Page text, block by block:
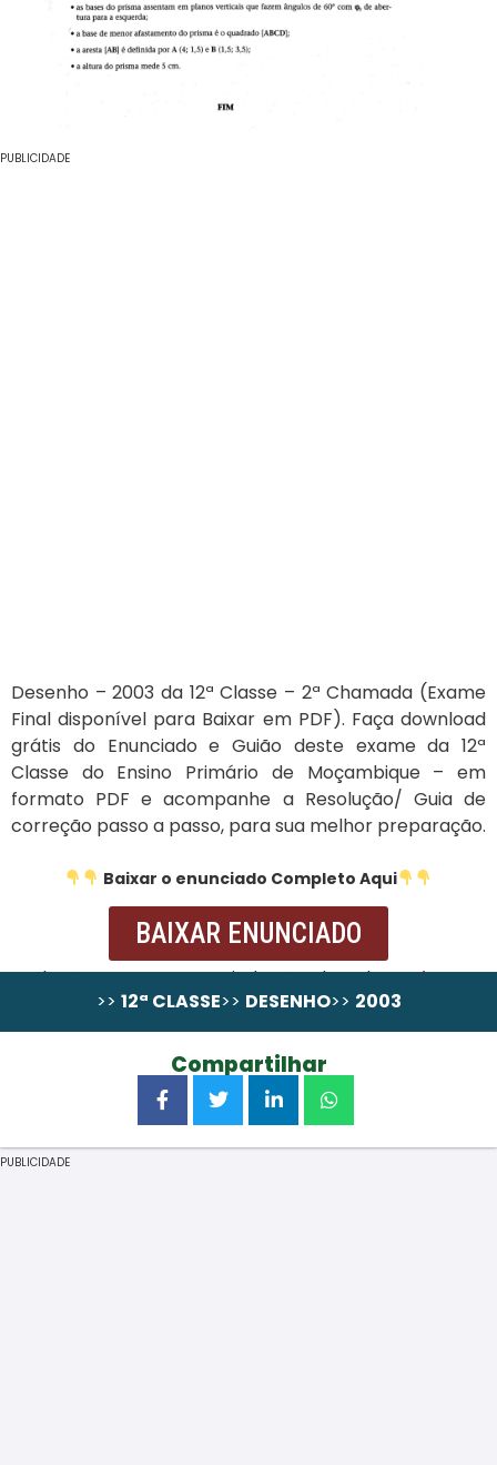
PUBLICIDADE
Desenho – 2003 da 12ª Classe – 2ª Chamada (Exame
Final disponível para Baixar em PDF). Faça download
grátis do Enunciado e Guião deste exame da 12ª
Classe do Ensino Primário de Moçambique – em
formato PDF e acompanhe a Resolução/ Guia de
correção passo a passo, para sua melhor preparação.
Baixar o enunciado Completo Aqui
BAIXAR ENUNCIADO
>> 12ª CLASSE>> DESENHO>> 2003
Resolução passo a Passo ainda não alocada,pode
comprá-la em wa.me/258867131324
Compartilhar
PUBLICIDADE